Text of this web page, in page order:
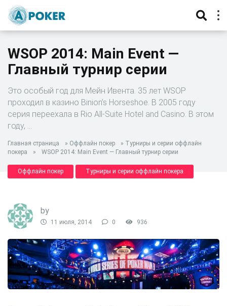
WSOP 2014: Main Event —
Главный турнир серии
Это особый год для Мейн Ивента. 35 лет WSOP
проходил в казино Binion’s Horseshoe. В 2005 году
серия переехала в Rio All-Suite Hotel and Casino. В этом
году, …
Главная страница » Оффлайн покер » Турниры и серии оффлайн
покера
» WSOP 2014: Main Event — Главный турнир серии
Оффлайн покер Турниры и серии оффлайн покера
by
11 июля, 2014 0 936